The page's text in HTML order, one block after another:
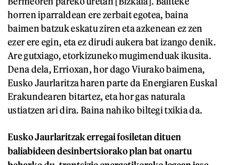
horren iparraldean ere zerbait egotea, baina
baimen batzuk eskatu ziren eta azkenean ez zen
ezer ere egin, eta ez dirudi aukera bat izango denik.
Are gutxiago, etorkizuneko mugimenduak ikusita.
Dena dela, Errioxan, hor dago Viurako baimena,
Eusko Jaurlaritza haren parte da Energiaren Euskal
Erakundearen bitartez, eta hor gas naturala
ustiatzen ari dira. Baina nahiko biltegi txikia da.
Eusko Jaurlaritzak erregai fosiletan dituen
baliabideen desinbertsiorako plan bat onartu